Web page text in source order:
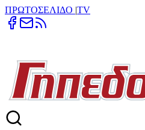
ΠΡΩΤΟΣΕΛΙΔΟ |TV